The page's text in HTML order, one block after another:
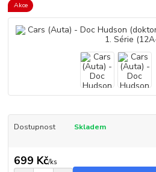
Akce
Dostupnost Skladem
699 Kč/ks